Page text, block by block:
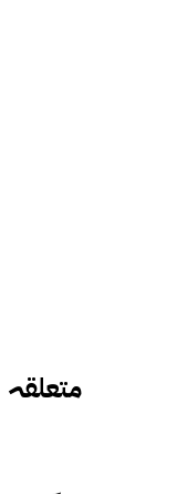
متعلقہ